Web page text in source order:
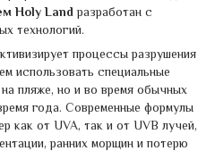
Holy Land разработан с
технологий.
процессы разрушения
использовать специальные
пляже, но и во время обычных
года. Современные формулы
как от UVA, так и от UVB лучей,
ранних морщин и потерю